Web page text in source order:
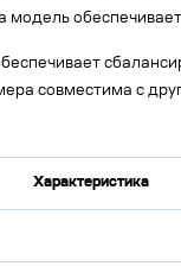
совместима с
Характеристика